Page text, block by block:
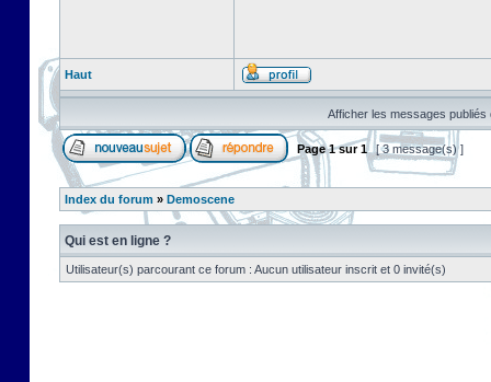
Haut
Afficher les messages publiés
Page1sur1 [ 3 message(s) ]
Index du forum » Demoscene
Qui est en ligne ?
Utilisateur(s) parcourant ce forum : Aucun utilisateur inscrit et 0 invité(s)